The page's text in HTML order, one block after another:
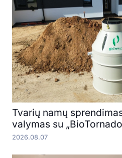
Tvarių namų
valymas su
2026.08.07